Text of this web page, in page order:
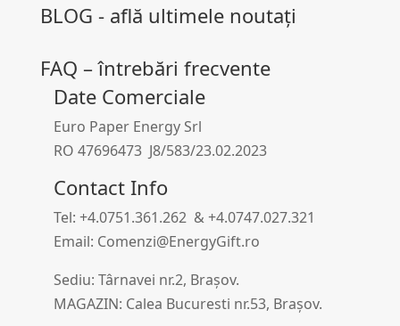
BLOG - află ultimele noutați
FAQ – întrebări frecvente
Date Comerciale
Euro Paper Energy Srl
RO 47696473 J8/583/23.02.2023
Contact Info
Tel: +4.0751.361.262 & +4.0747.027.321
Email: Comenzi@EnergyGift.ro
Sediu: Târnavei nr.2, Brașov.
MAGAZIN: Calea Bucuresti nr.53, Brașov.